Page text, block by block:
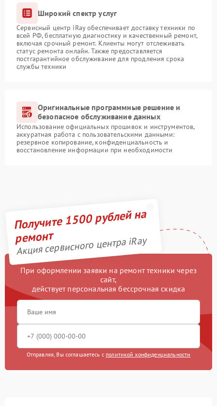
Широкий спектр услуг
Сервисный центр iRay обеспечивает доставку техники по
всей РФ, бесплатную диагностику и качественный ремонт,
включая срочный ремонт. Клиенты могут отслеживать
статус ремонта онлайн. Также предоставляется
постгарантийное обслуживание для продления срока
службы техники
Оригинальные программные решение и
безопасное обслуживание данных
Использование официальных прошивок и инструментов,
аккуратная работа с пользовательскими данными:
резервное копирование, конфиденциальность и
восстановление информации при необходимости
Получите 1500 рублей на
ремонт
Акция сервисного центра iRay
При оформлении заявки на ремонт техники через
сайт,
действует персональная бессрочная скидка
Отправляя, Вы соглашаетесь с политикой конфиденциальности